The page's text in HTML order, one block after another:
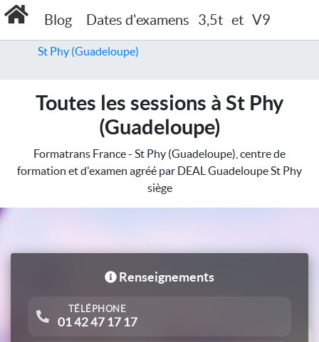
Blog Dates d'examens 3,5t et V9
Accueil
St Phy (Guadeloupe)
Toutes les sessions à St Phy
(Guadeloupe)
Formatrans France - St Phy (Guadeloupe), centre de
formation et d'examen agréé par DEAL Guadeloupe St Phy
siège
Renseignements
TÉLÉPHONE
01 42 47 17 17